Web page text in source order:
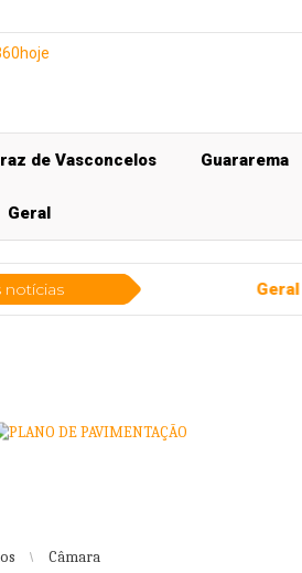
de Vasconcelos Guararema
Geral
notícias Defesa Civil
Câmara